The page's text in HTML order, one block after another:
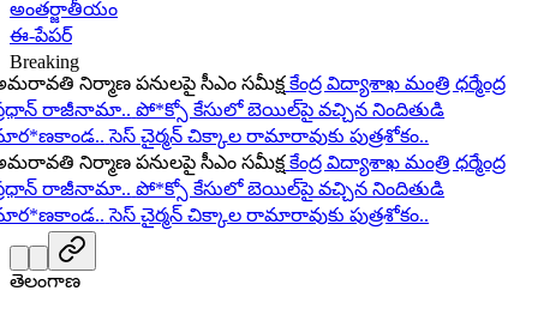
అంతర్జాతీయం
ఈ-పేపర్
Breaking
నిర్మాణ పనులపై సీఎం సమీక్ష కేంద్ర విద్యాశాఖ మంత్రి ధర్మేంద్ర
రాజీనామా.. పో*క్సో కేసులో బెయిల్‌పై వచ్చిన నిందితుడి
సెస్ చైర్మన్ చిక్కాల రామారావుకు పుత్రశోకం..
నిర్మాణ పనులపై సీఎం సమీక్ష కేంద్ర విద్యాశాఖ మంత్రి ధర్మేంద్ర
రాజీనామా.. పో*క్సో కేసులో బెయిల్‌పై వచ్చిన నిందితుడి
సెస్ చైర్మన్ చిక్కాల రామారావుకు పుత్రశోకం..
తెలంగాణ